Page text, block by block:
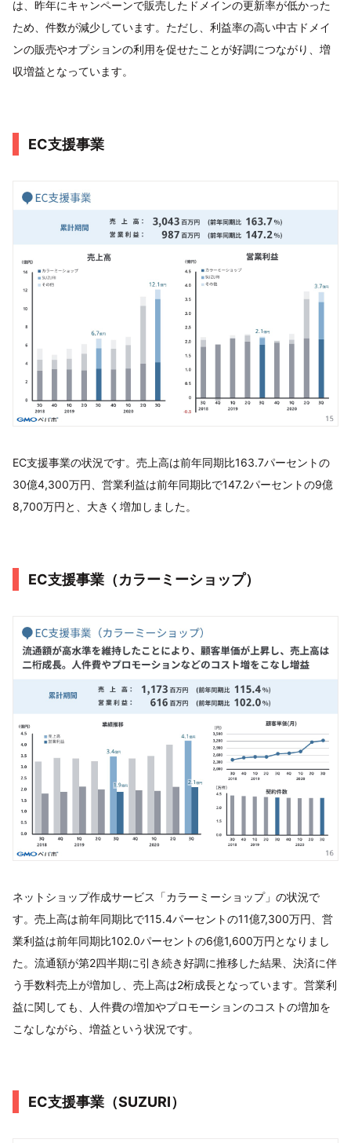
は、昨年にキャンペーンで販売したドメインの更新率が低かった
ため、件数が減少しています。ただし、利益率の高い中古ドメイ
ンの販売やオプションの利用を促せたことが好調につながり、増
収増益となっています。
EC支援事業
EC支援事業の状況です。売上高は前年同期比163.7パーセントの
30億4,300万円、営業利益は前年同期比で147.2パーセントの9億
8,700万円と、大きく増加しました。
EC支援事業（カラーミーショップ）
ネットショップ作成サービス「カラーミーショップ」の状況で
す。売上高は前年同期比で115.4パーセントの11億7,300万円、営
業利益は前年同期比102.0パーセントの6億1,600万円となりまし
た。流通額が第2四半期に引き続き好調に推移した結果、決済に伴
う手数料売上が増加し、売上高は2桁成長となっています。営業利
益に関しても、人件費の増加やプロモーションのコストの増加を
こなしながら、増益という状況です。
EC支援事業（SUZURI）